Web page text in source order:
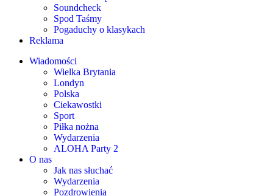
Soundcheck
Spod Taśmy
Pogaduchy o klasykach
Reklama
Wiadomości
Wielka Brytania
Londyn
Polska
Ciekawostki
Sport
Piłka nożna
Wydarzenia
ALOHA Party 2
O nas
Jak nas słuchać
Wydarzenia
Pozdrowienia